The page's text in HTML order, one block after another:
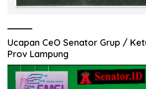
Ucapan CeO Senator Grup /
Prov Lampung